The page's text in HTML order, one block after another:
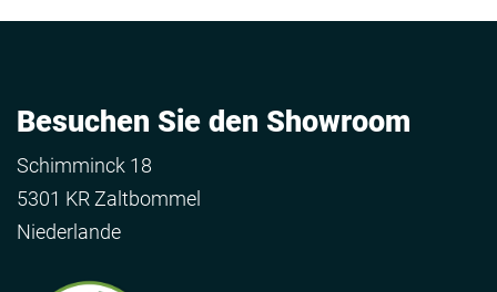
Besuchen Sie den Showroom
Schimminck 18
5301 KR Zaltbommel
Niederlande